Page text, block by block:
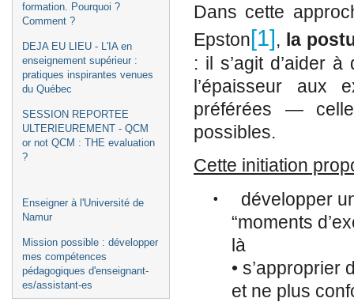
formation. Pourquoi ?
Comment ?
DEJA EU LIEU - L'IA en
enseignement supérieur :
pratiques inspirantes venues
du Québec
SESSION REPORTEE
ULTERIEUREMENT - QCM
or not QCM : THE evaluation
?
Enseigner à l'Université de
Namur
Mission possible : développer
mes compétences
pédagogiques d'enseignant-
es/assistant-es
Dans cette
Epston[1], la
: il s’agit d’aider
l’épaisseur aux
préférées —
possibles.
Cette initiation
•
développer
“moments
là
•
et ne plus